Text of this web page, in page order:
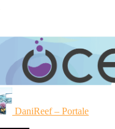
DaniReef – Portale